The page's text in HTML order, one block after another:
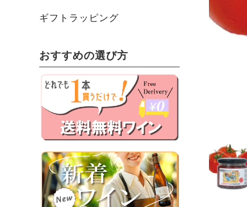
ギフトラッピング
おすすめの選び方